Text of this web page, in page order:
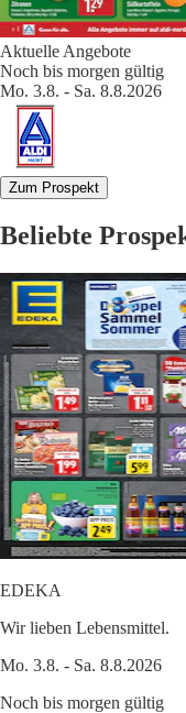
Aktuelle Angebote
Noch bis morgen gültig
Mo. 3.8. - Sa. 8.8.2026
Zum Prospekt
Beliebte
EDEKA
Wir lieben Lebensmittel.
Mo. 3.8. - Sa. 8.8.2026
Noch bis morgen gültig